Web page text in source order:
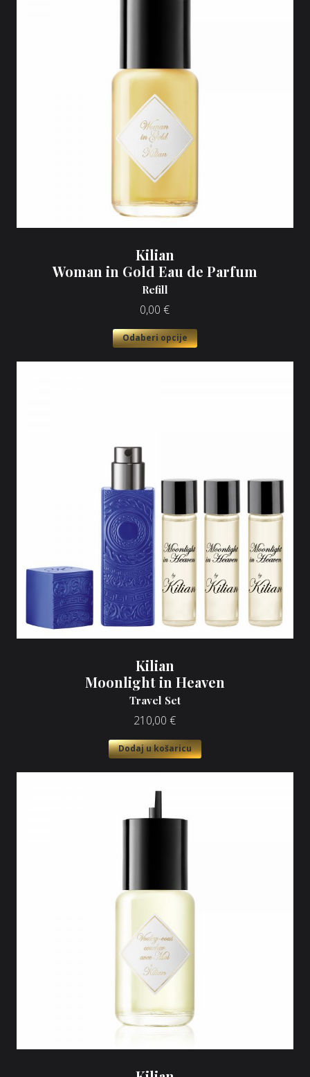
Kilian
Woman in Gold Eau de Parfum
Refill
0,00 €
Odaberi opcije
Kilian
Moonlight in Heaven
Travel Set
210,00 €
Dodaj u košaricu